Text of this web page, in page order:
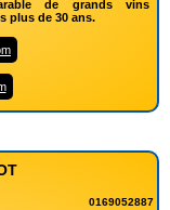
de grands vins
plus de 30 ans.
0169052887